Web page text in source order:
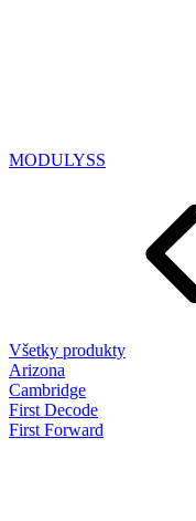
MODULYSS
Všetky produkty
Arizona
Cambridge
First Decode
First Forward